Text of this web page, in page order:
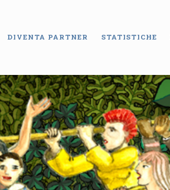
DIVENTA PARTNER STATISTICHE